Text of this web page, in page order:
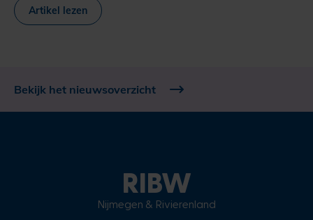
Artikel lezen
Bekijk het nieuwsoverzicht
RIBW
Nijmegen & Rivierenland